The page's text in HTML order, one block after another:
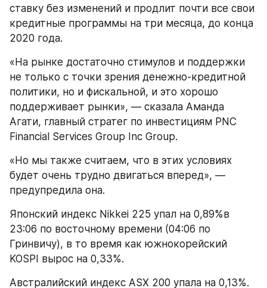
ставку без изменений и продлит почти все свои
кредитные программы на три месяца, до конца
2020 года.
«На рынке достаточно стимулов и поддержки
не только с точки зрения денежно-кредитной
политики, но и фискальной, и это хорошо
поддерживает рынки», — сказала Аманда
Агати, главный стратег по инвестициям PNC
Financial Services Group Inc Group.
«Но мы также считаем, что в этих условиях
будет очень трудно двигаться вперед», —
предупредила она.
Японский индекс Nikkei 225 упал на 0,89%в
23:06 по восточному времени (04:06 по
Гринвичу), в то время как южнокорейский
KOSPI вырос на 0,33%.
Австралийский индекс ASX 200 упала на 0,13%.